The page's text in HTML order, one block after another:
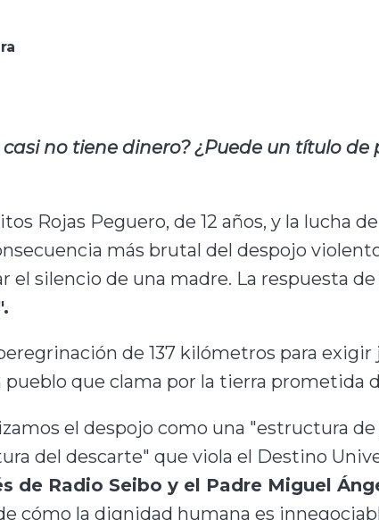
no tiene dinero? ¿Puede un título
Rojas Peguero, de 12 años, y la lucha de
más brutal del despojo
silencio de una madre. La respuesta
de 137 kilómetros para exigir
que clama por la tierra prometida
el despojo como una "estructura
del descarte" que viola el Destino
de Radio Seibo y el Padre Miguel
cómo la dignidad humana es